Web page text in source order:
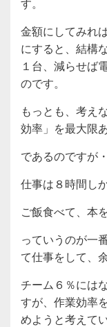
金額にしてみれ
にすると、結構
１台、減らせば
のです。
もっとも、考え
効率」を最大限
であるのですが・
仕事は８時間し
ご飯食べて、本
っていうのが一
て仕事をして、
チーム６％には
すが、作業効率
めようと考えて